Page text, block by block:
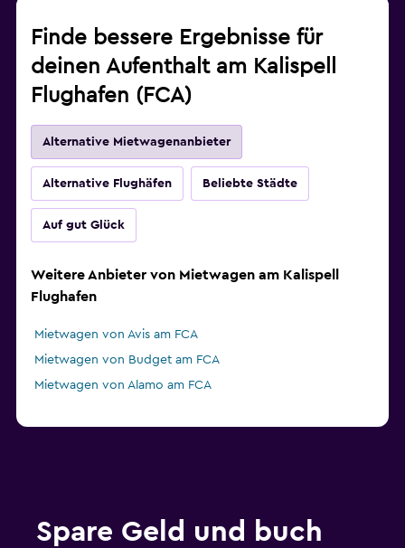
Finde bessere Ergebnisse für
deinen Aufenthalt am Kalispell
Flughafen (FCA)
Alternative Mietwagenanbieter
Alternative Flughäfen Beliebte Städte
Auf gut Glück
Weitere Anbieter von Mietwagen am Kalispell
Flughafen
Mietwagen von Avis am FCA
Mietwagen von Budget am FCA
Mietwagen von Alamo am FCA
Spare Geld und buch